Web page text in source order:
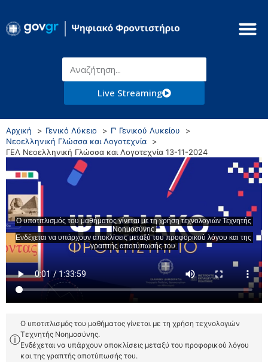
Live Streaming
Αρχική Γενικό Λύκειο
Γ' Γενικού Λυκείου
Νεοελληνική Γλώσσα και Λογοτεχνία
ΓΕΛ Νεοελληνική Γλώσσα και Λογοτεχνία 13-11-2024
ⓘ
Ο υποτιτλισμός του μαθήματος γίνεται με τη χρήση τεχνολογιών
Τεχνητής Νοημοσύνης.
Ενδέχεται να υπάρχουν αποκλίσεις μεταξύ του προφορικού λόγου
και της γραπτής αποτύπωσής του.